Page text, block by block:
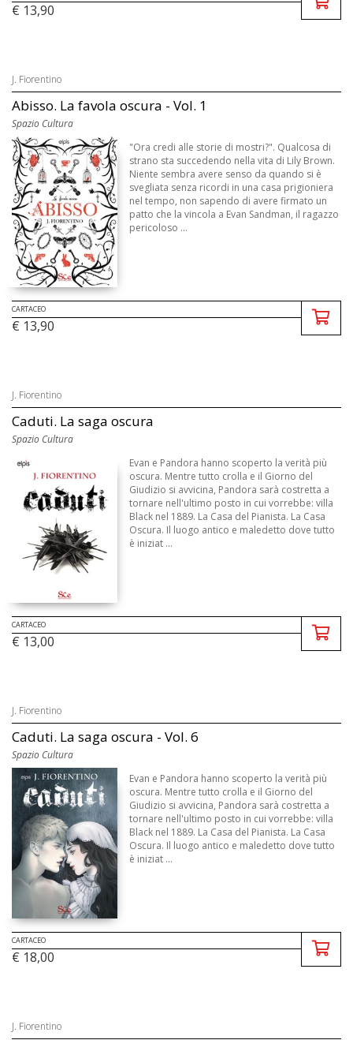
€ 13,90
J. Fiorentino
Abisso. La favola oscura - Vol. 1
Spazio Cultura
"Ora credi alle storie di mostri?". Qualcosa di
strano sta succedendo nella vita di Lily Brown.
Niente sembra avere senso da quando si è
svegliata senza ricordi in una casa prigioniera
nel tempo, non sapendo di avere firmato un
patto che la vincola a Evan Sandman, il ragazzo
pericoloso ...
CARTACEO
€ 13,90
J. Fiorentino
Caduti. La saga oscura
Spazio Cultura
Evan e Pandora hanno scoperto la verità più
oscura. Mentre tutto crolla e il Giorno del
Giudizio si avvicina, Pandora sarà costretta a
tornare nell'ultimo posto in cui vorrebbe: villa
Black nel 1889. La Casa del Pianista. La Casa
Oscura. Il luogo antico e maledetto dove tutto
è iniziat ...
CARTACEO
€ 13,00
J. Fiorentino
Caduti. La saga oscura - Vol. 6
Spazio Cultura
Evan e Pandora hanno scoperto la verità più
oscura. Mentre tutto crolla e il Giorno del
Giudizio si avvicina, Pandora sarà costretta a
tornare nell'ultimo posto in cui vorrebbe: villa
Black nel 1889. La Casa del Pianista. La Casa
Oscura. Il luogo antico e maledetto dove tutto
è iniziat ...
CARTACEO
€ 18,00
J. Fiorentino